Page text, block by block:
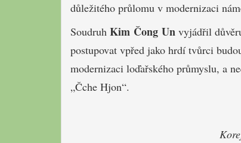
důležitého průlomu v modernizaci
Soudruh Kim Čong Un vyjádřil
postupovat vpřed jako hrdí tvůrci
modernizaci loďařského průmyslu, a
„Čche Hjon“.